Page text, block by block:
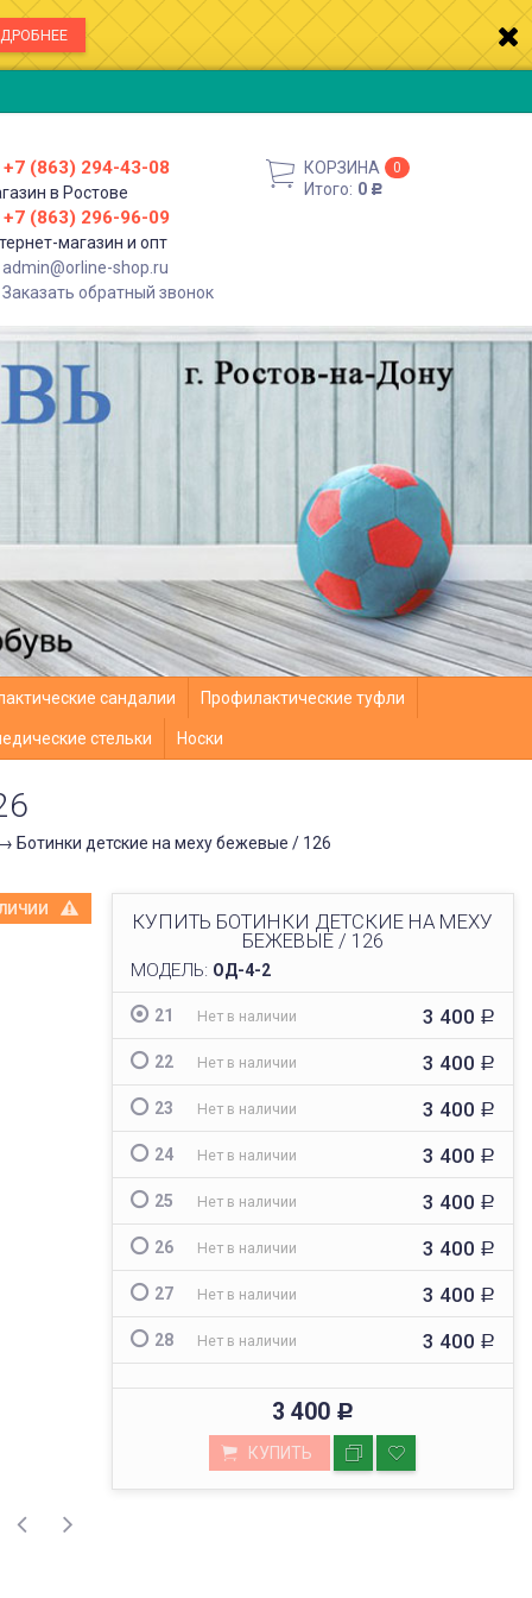
+7 (863) 294-43-08
в Ростове
+7 (863) 296-96-09
магазин и опт
admin@orline-shop.ru
Заказать обратный звонок
КОРЗИНА 0
Итого: 0 Р
сандалии Профилактические туфли
стельки Носки
→ Ботинки детские на меху бежевые / 126
КУПИТЬ БОТИНКИ ДЕТСКИЕ НА МЕХУ
БЕЖЕВЫЕ / 126
МОДЕЛЬ: ОД-4-2
21 Нет в наличии 3 400 Р
22 Нет в наличии 3 400 Р
23 Нет в наличии 3 400 Р
24 Нет в наличии 3 400 Р
25 Нет в наличии 3 400 Р
26 Нет в наличии 3 400 Р
27 Нет в наличии 3 400 Р
28 Нет в наличии 3 400 Р
3 400 Р
КУПИТЬ